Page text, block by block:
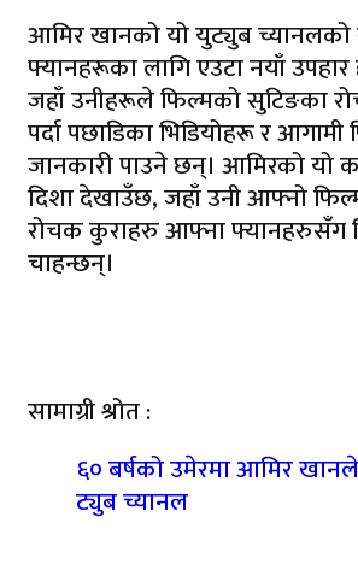
आमिर खानको यो युट्युब
फ्यानहरूका लागि एउटा नयाँ उपहार
जहाँ उनीहरूले फिल्मको सुटिङका
पर्दा पछाडिका भिडियोहरू र
जानकारी पाउने छन्। आमिरको यो
दिशा देखाउँछ, जहाँ उनी आफ्नो फिल्म
रोचक कुराहरु आफ्ना फ्यानहरुसँग
चाहन्छन्।
सामाग्री श्रोत :
६० बर्षको उमेरमा आमिर
ट्युब च्यानल